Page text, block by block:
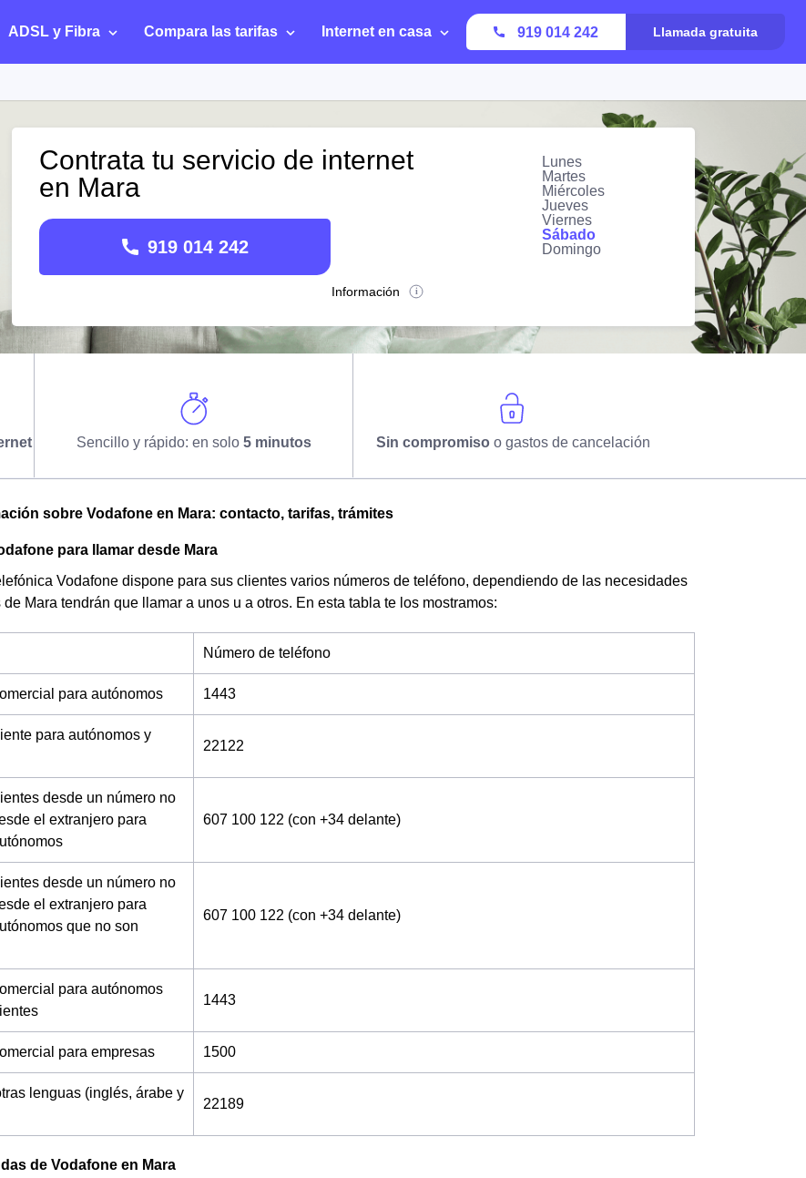
ADSL y Fibra Compara las tarifas Internet en casa 919 014 242 Llamada gratuita
Contrata tu servicio de internet
en Mara
919 014 242
Información
Lunes
Martes
Miércoles
Jueves
Viernes
Sábado
Domingo
Sencillo y rápido: en solo 5 minutos Sin compromiso o gastos de cancelación
sobre Vodafone en Mara: contacto, tarifas, trámites
para llamar desde Mara
Vodafone dispone para sus clientes varios números de teléfono, dependiendo de las necesidades
Mara tendrán que llamar a unos u a otros. En esta tabla te los mostramos:
Número de teléfono
para autónomos 1443
para autónomos y
22122
desde un número no
el extranjero para
607 100 122 (con +34 delante)
desde un número no
el extranjero para
que no son
607 100 122 (con +34 delante)
para autónomos
1443
para empresas 1500
lenguas (inglés, árabe y
22189
de Vodafone en Mara